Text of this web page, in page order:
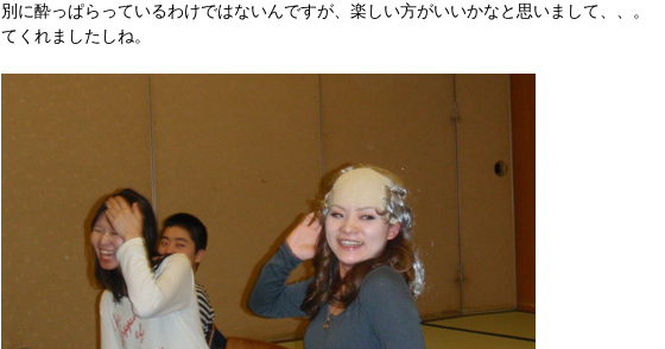
別に酔っぱらっているわけではないんですが、楽しい方がいいかなと思いまして、、
てくれましたしね。